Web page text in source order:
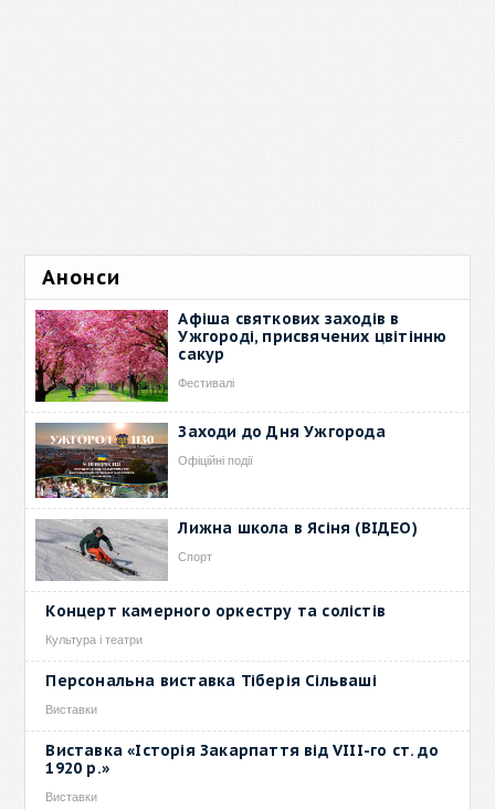
Анонси
Афіша святкових заходів в
Ужгороді, присвячених цвітінню
сакур
Фестивалі
Заходи до Дня Ужгорода
Офіційні події
Лижна школа в Ясіня (ВІДЕО)
Спорт
Концерт камерного оркестру та солістів
Культура і театри
Персональна виставка Тіберія Сільваші
Виставки
Виставка «Історія Закарпаття від VIII-го ст. до
1920 р.»
Виставки